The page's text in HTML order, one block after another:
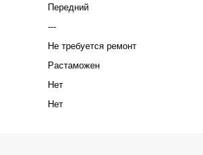
Передний
---
Не требуется ремонт
Растаможен
Нет
Нет